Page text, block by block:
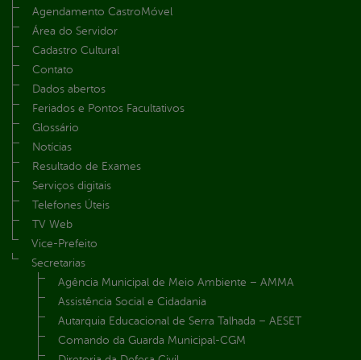
Agendamento CastroMóvel
Área do Servidor
Cadastro Cultural
Contato
Dados abertos
Feriados e Pontos Facultativos
Glossário
Notícias
Resultado de Exames
Serviços digitais
Telefones Úteis
TV Web
Vice-Prefeito
Secretarias
Agência Municipal de Meio Ambiente – AMMA
Assistência Social e Cidadania
Autarquia Educacional de Serra Talhada – AESET
Comando da Guarda Municipal-CGM